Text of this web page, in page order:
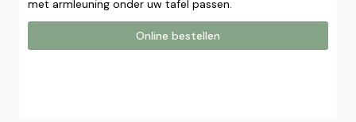
met armleuning onder uw tafel passen.
Online bestellen